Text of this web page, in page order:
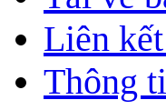
Liên
Thông